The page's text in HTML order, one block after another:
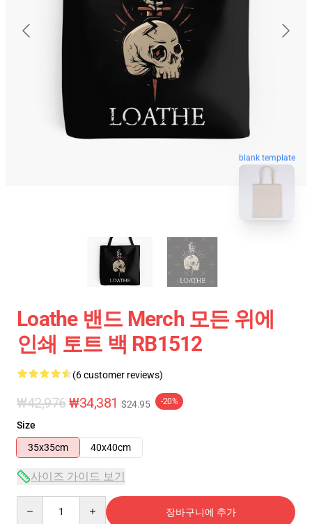
blank template
Loathe 밴드 Merch 모든 위에
인쇄 토트 백 RB1512
(6 customer reviews)
₩42,976₩34,381 $24.95 -20%
Size
35x35cm
40x40cm
사이즈 가이드 보기
장바구니에 추가